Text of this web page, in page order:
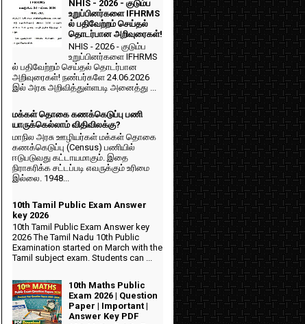
NHIS - 2026 - குடும்ப
உறுப்பினர்களை IFHRMS
ல் பதிவேற்றம் செய்தல்
தொடர்பான அறிவுரைகள்!
NHIS - 2026 - குடும்ப
உறுப்பினர்களை IFHRMS
ல் பதிவேற்றம் செய்தல் தொடர்பான
அறிவுரைகள்! நண்பர்களே 24.06.2026
இல் அரசு அறிவித்துள்ளபடி அனைத்து ...
மக்கள் தொகை கணக்கெடுப்பு பணி
யாருக்கெல்லாம் விதிவிலக்கு?
மாநில அரசு ஊழியர்கள் மக்கள் தொகை
கணக்கெடுப்பு (Census) பணியில்
ஈடுபடுவது கட்டாயமாகும். இதை
நிராகரிக்க சட்டப்படி எவருக்கும் உரிமை
இல்லை. 1948...
10th Tamil Public Exam Answer
key 2026
10th Tamil Public Exam Answer key
2026 The Tamil Nadu 10th Public
Examination started on March with the
Tamil subject exam. Students can ...
10th Maths Public
Exam 2026 | Question
Paper | Important |
Answer Key PDF